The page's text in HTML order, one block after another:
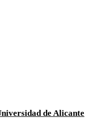
de Alicante